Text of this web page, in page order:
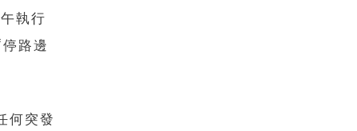
執行
路邊
何突發